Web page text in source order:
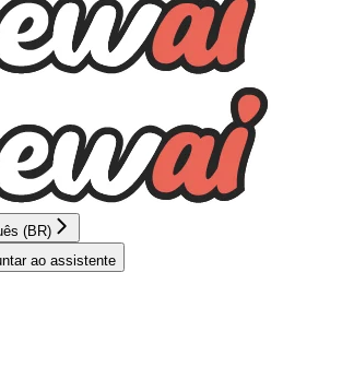
(BR)
ao assistente